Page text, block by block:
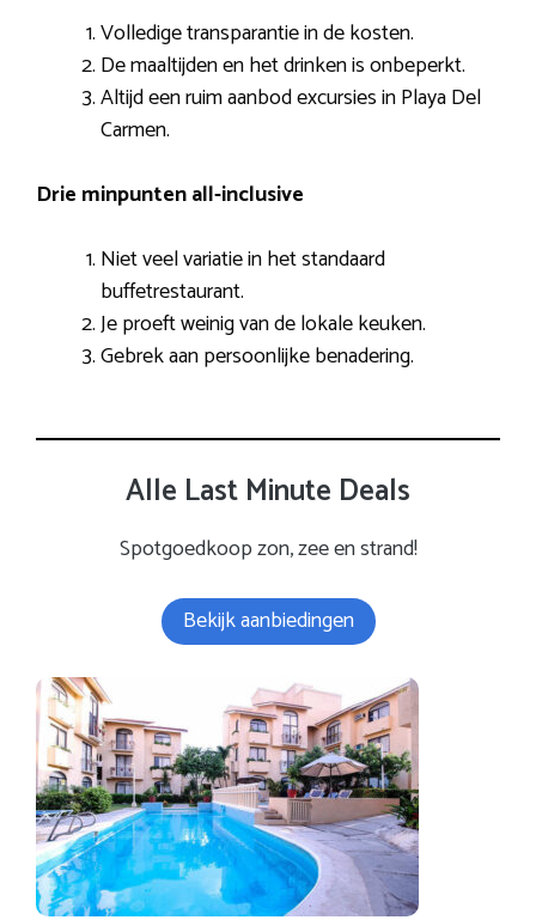
Volledige transparantie in de kosten.
De maaltijden en het drinken is onbeperkt.
Altijd een ruim aanbod excursies in Playa Del
Carmen.
Drie minpunten all-inclusive
Niet veel variatie in het standaard
buffetrestaurant.
Je proeft weinig van de lokale keuken.
Gebrek aan persoonlijke benadering.
Alle Last Minute Deals
Spotgoedkoop zon, zee en strand!
Bekijk aanbiedingen